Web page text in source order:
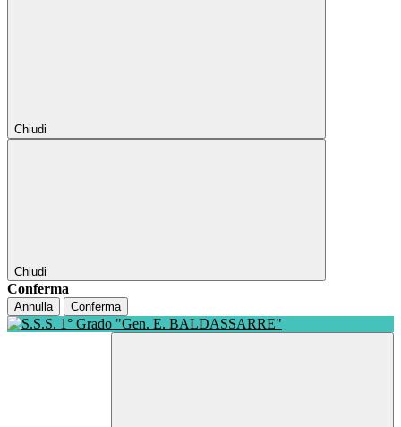
Chiudi
Chiudi
Conferma
Annulla Conferma